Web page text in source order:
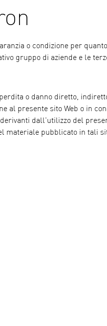
o condizione per
gruppo di aziende e le
o danno diretto,
al presente sito Web o in
dall'utilizzo del
materiale pubblicato in tali